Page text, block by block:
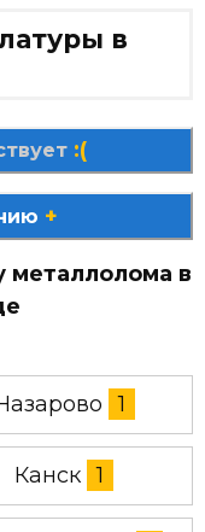
в
:(
+
металлолома в
1
Канск 1